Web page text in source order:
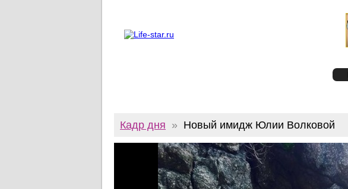
Кадр дня » Новый имидж Юлии Волковой